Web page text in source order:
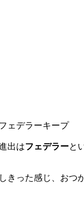
ェデラーキープ
出はフェデラーと
きった感じ、おつ